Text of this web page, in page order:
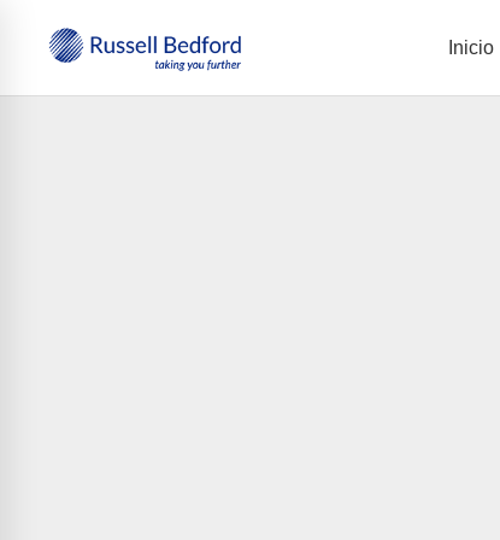
Inicio